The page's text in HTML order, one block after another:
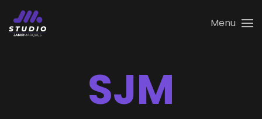
Skip to main content
Menu
SJM